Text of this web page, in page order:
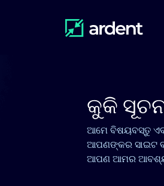
କୁକି
ଆମେ ବିଷୟବସ୍ତୁ
ଆପଣଙ୍କର ସାଇଟ
ଆପଣ ଆମର